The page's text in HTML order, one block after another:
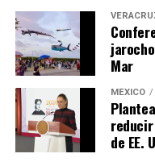
Mar
MÉXICO
de EE.